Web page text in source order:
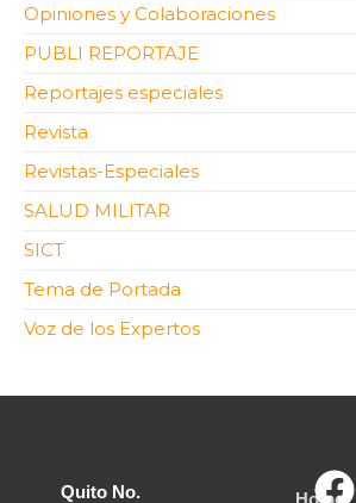
Opiniones y Colaboraciones
PUBLI REPORTAJE
Reportajes especiales
Revista
Revistas-Especiales
SALUD MILITAR
SICT
Tema de Portada
Voz de los Expertos
Quito No.
Home